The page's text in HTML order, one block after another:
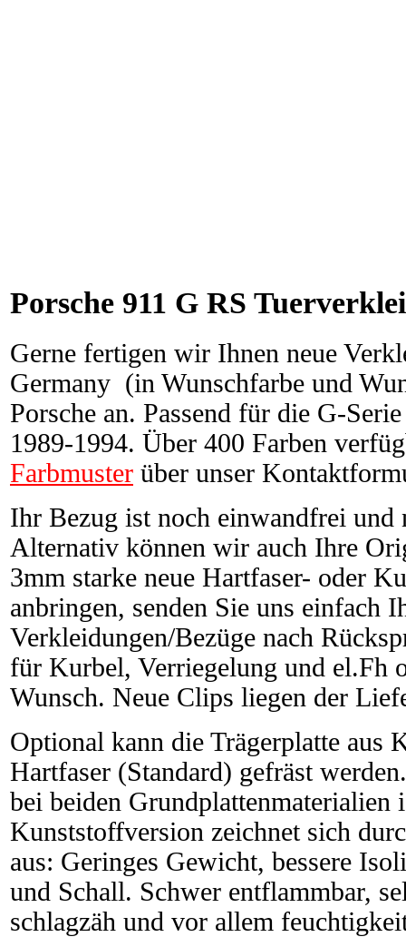
Porsche 911 G RS
Gerne fertigen wir Ihnen neue
Germany (in Wunschfarbe und
Porsche an. Passend für die G-
1989-1994. Über 400 Farben
Farbmuster über unser
Ihr Bezug ist noch einwandfrei und
Alternativ können wir auch Ihre
3mm starke neue Hartfaser- oder
anbringen, senden Sie uns einfach
Verkleidungen/Bezüge nach
für Kurbel, Verriegelung und el.Fh
Wunsch. Neue Clips liegen der
Optional kann die Trägerplatte aus
Hartfaser (Standard) gefräst
bei beiden Grundplattenmaterialien
Kunststoffversion zeichnet sich
aus: Geringes Gewicht, bessere
und Schall. Schwer entflammbar,
schlagzäh und vor allem